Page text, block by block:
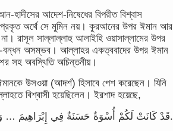
আদেশ-নিষেধের বিপরীত বিশ্বাস
প্রকৃত অর্থে সে মুমিন নয়। কুরআনের উপর ঈমান আর
রাসূল সাল্লাল্লাহু আলাইহি ওয়াসাল্লামের উপর
বন্ধন অসম্ভব। আল্লাহর একত্ববাদের উপর ঈমান
সহ অবস্থিতি অচিন্তনীয়।
উসওয়া (আদর্শ) হিসাবে পেশ করেছেন। যিনি
বিশ্বাসী হয়েছিলেন। ইরশাদ হয়েছে,
قَدْ كَانَتْ لَكُمْ أُسْوَةٌ حَسَنَةٌ فِي إِبْرَاهِيمَ … وَإِلَيْكَ أَنَبْنَا وَإِلَيْكَ الْمَصِيرُ.